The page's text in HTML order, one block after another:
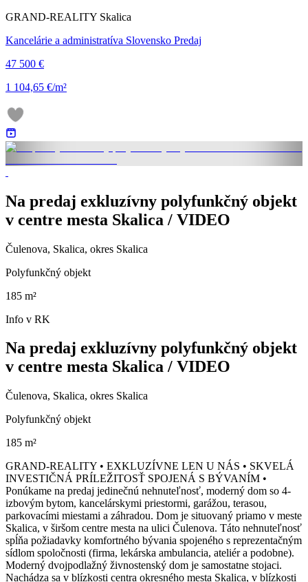
GRAND-REALITY Skalica
Kancelárie a administratíva Slovensko Predaj
47 500 €
1 104,65 €/m²
Na predaj exkluzívny polyfunkčný objekt
v centre mesta Skalica / VIDEO
Čulenova, Skalica, okres Skalica
Polyfunkčný objekt
185 m²
Info v RK
Na predaj exkluzívny polyfunkčný objekt
v centre mesta Skalica / VIDEO
Čulenova, Skalica, okres Skalica
Polyfunkčný objekt
185 m²
GRAND-REALITY • EXKLUZÍVNE LEN U NÁS • SKVELÁ
INVESTIČNÁ PRÍLEŽITOSŤ SPOJENÁ S BÝVANÍM •
Ponúkame na predaj jedinečnú nehnuteľnosť, moderný dom so 4-
izbovým bytom, kancelárskymi priestormi, garážou, terasou,
parkovacími miestami a záhradou. Dom je situovaný priamo v meste
Skalica, v širšom centre mesta na ulici Čulenova. Táto nehnuteľnosť
spĺňa požiadavky komfortného bývania spojeného s reprezentačným
sídlom spoločnosti (firma, lekárska ambulancia, ateliér a podobne).
Moderný dvojpodlažný živnostenský dom je samostatne stojaci.
Nachádza sa v blízkosti centra okresného mesta Skalica, v blízkosti